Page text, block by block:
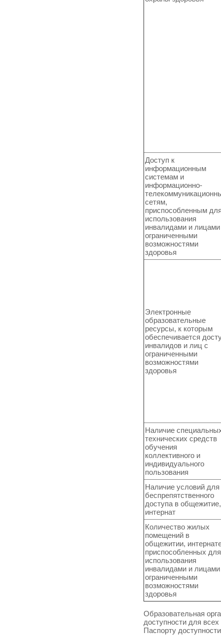
Доступ к
информационным
системам и
информационно-
сетям,
приспособленным
использования
инвалидами и
ограниченными
возможностями
здоровья
Электронные
образовательные
ресурсы, к которым
обеспечивается
инвалидов и лиц с
ограниченными
возможностями
здоровья
Наличие
технических средств
обучения
коллективного и
индивидуального
пользования
Наличие условий для
беспрепятственного
доступа в общежитие,
интернат
Количество жилых
помещений в
общежитии,
приспособленных для
использования
инвалидами и
ограниченными
возможностями
здоровья
Образовательная
доступности для
Паспорту